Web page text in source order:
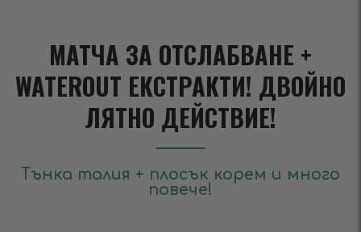
МАТЧА ЗА ОТСЛАБВАНЕ +
WATEROUT ЕКСТРАКТИ! ДВОЙНО
ЛЯТНО ДЕЙСТВИЕ!
Тънка талия + плосък корем и много
повече!